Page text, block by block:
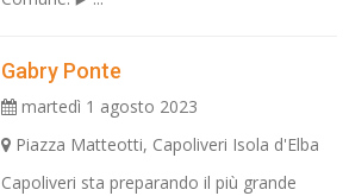
Gabry Ponte
martedì 1 agosto 2023
Piazza Matteotti, Capoliveri Isola d'Elba
Capoliveri sta preparando il più grande